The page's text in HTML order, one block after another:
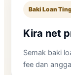
Baki Loan
Kira net
Semak baki
fee dan